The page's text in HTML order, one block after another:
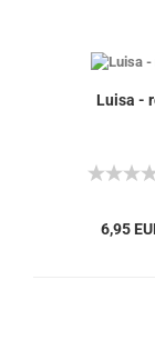
Luisa -
6,95